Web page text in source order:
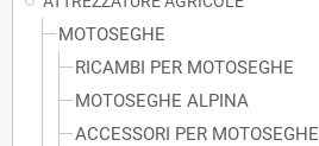
MOTOSEGHE
RICAMBI PER MOTOSEGHE
MOTOSEGHE ALPINA
ACCESSORI PER MOTOSEGHE